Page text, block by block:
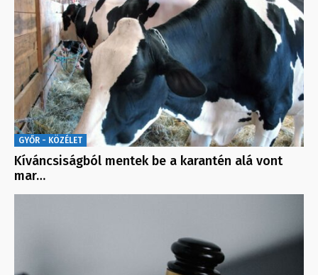
GYŐR - KÖZÉLET
Kíváncsiságból mentek be a karantén alá vont
mar…